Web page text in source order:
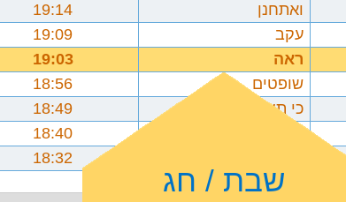
ואתחנן 19:14
עקב 19:09
ראה 19:03
שופטים 18:56
כי תצא 18:49
18:40
18:32
שבת / חג